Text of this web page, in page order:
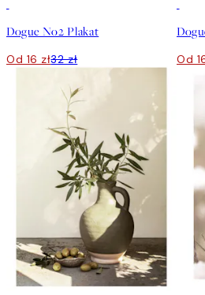
Dogue No2 Plakat
Od 16 zł32 zł Od